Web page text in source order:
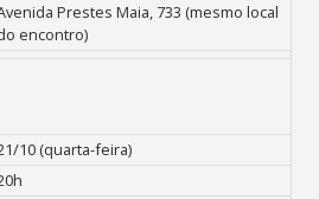
Prestes Maia, 733 (mesmo local
encontro)
10 (quarta-feira)